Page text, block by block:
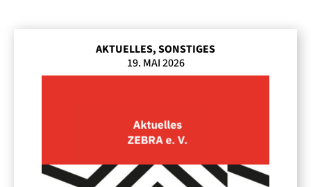
AKTUELLES,SONSTIGES
19. MAI 2026